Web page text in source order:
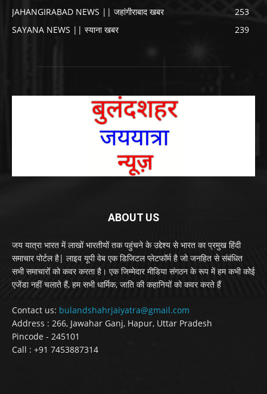
JAHANGIRABAD NEWS || जहांगीराबाद खबर
253
SAYANA NEWS || स्याना खबर
239
ABOUT US
जय यात्रा भारत में लाखों भारतीयों तक पहुंचने के उद्देश्य से भारत का प्रमुख हिंदी
समाचार पोर्टल है| लाइव यूपी वेब एक डिजिटल प्लेटफॉर्म है जो जनहित से संबंधित
सभी समाचारों को कवर करता है। एक जिम्मेदार मीडिया संगठन के रूप में हम कभी कोई
एजेंडा नहीं चलाते हैं, हम सभी धार्मिक, जाति की कहानियों को कवर करते हैं
Contact us: bulandshahrjaiyatra@gmail.com
Address : 266, Jawahar Ganj, Hapur, Uttar Pradesh
Pincode - 245101
Call : +91 7453887314